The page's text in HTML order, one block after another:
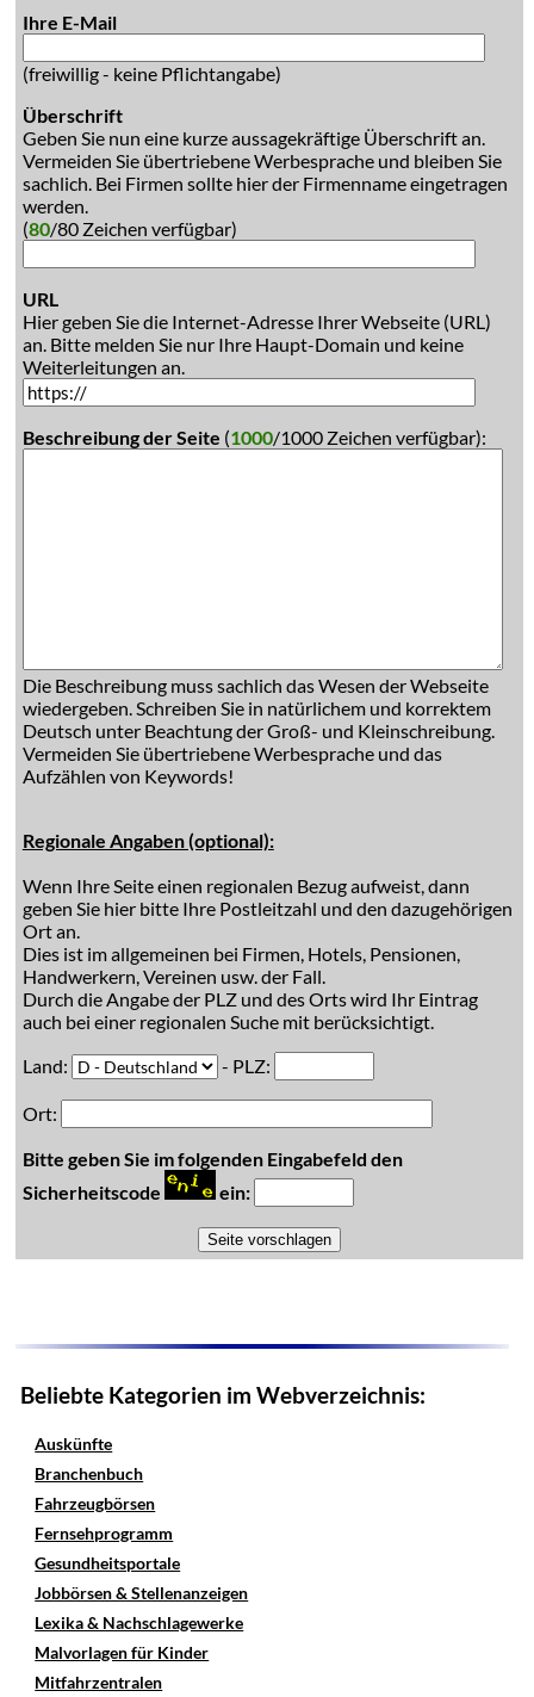
Ihre E-Mail
(freiwillig - keine Pflichtangabe)
Überschrift
Geben Sie nun eine kurze aussagekräftige Überschrift an.
Vermeiden Sie übertriebene Werbesprache und bleiben Sie
sachlich. Bei Firmen sollte hier der Firmenname eingetragen
werden.
(80/80 Zeichen verfügbar)
URL
Hier geben Sie die Internet-Adresse Ihrer Webseite (URL)
an. Bitte melden Sie nur Ihre Haupt-Domain und keine
Weiterleitungen an.
Beschreibung der Seite (1000/1000 Zeichen verfügbar):
Die Beschreibung muss sachlich das Wesen der Webseite
wiedergeben. Schreiben Sie in natürlichem und korrektem
Deutsch unter Beachtung der Groß- und Kleinschreibung.
Vermeiden Sie übertriebene Werbesprache und das
Aufzählen von Keywords!
Regionale Angaben (optional):
Wenn Ihre Seite einen regionalen Bezug aufweist, dann
geben Sie hier bitte Ihre Postleitzahl und den dazugehörigen
Ort an.
Dies ist im allgemeinen bei Firmen, Hotels, Pensionen,
Handwerkern, Vereinen usw. der Fall.
Durch die Angabe der PLZ und des Orts wird Ihr Eintrag
auch bei einer regionalen Suche mit berücksichtigt.
Land:
- PLZ:
Ort:
Bitte geben Sie im folgenden Eingabefeld den
Sicherheitscode
ein:
Beliebte Kategorien im Webverzeichnis:
Auskünfte
Branchenbuch
Fahrzeugbörsen
Fernsehprogramm
Gesundheitsportale
Jobbörsen & Stellenanzeigen
Lexika & Nachschlagewerke
Malvorlagen für Kinder
Mitfahrzentralen